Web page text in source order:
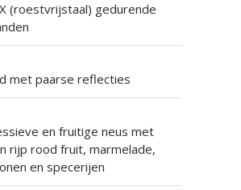
(roestvrijstaal) gedurende
met paarse reflecties
en fruitige neus met
rijp rood fruit, marmelade,
en specerijen